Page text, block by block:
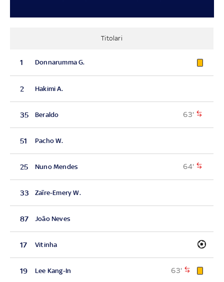
Titolari
1 Donnarumma G.
2 Hakimi A.
35 Beraldo 63'
51 Pacho W.
25 Nuno Mendes 64'
33 Zaïre-Emery W.
87 João Neves
17 Vitinha
19 Lee Kang-In 63'